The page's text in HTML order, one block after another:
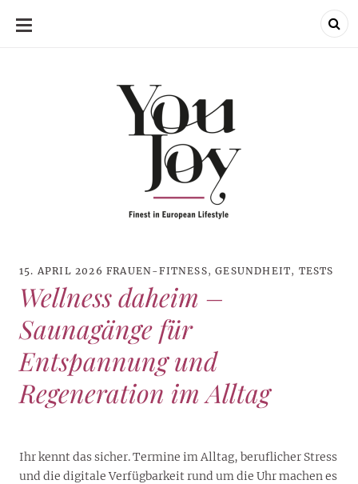
SKIP
15. APRIL 2026 FRAUEN-FITNESS,GESUNDHEIT, TESTS
Wellness daheim –
Saunagänge für
Entspannung und
Regeneration im Alltag
Ihr kennt das sicher. Termine im Alltag, beruflicher Stress
und die digitale Verfügbarkeit rund um die Uhr machen es